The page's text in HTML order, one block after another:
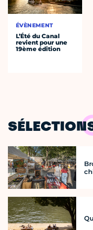
ÉVÈNEMENT
L’Été du Canal
revient pour une
19ème édition